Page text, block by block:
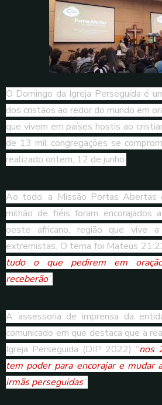
O Domingo da Igreja Perseguida é
dos cristãos ao redor do mundo em
que vivem em países hostis ao
de 13 mil congregações se
realizado ontem, 12 de junho.
Ao todo, a Missão Portas Abertas
milhão de fiéis foram encorajados
oeste africano, região que vive
extremistas. O tema foi Mateus
tudo o que pedirem em
receberão”.
A assessoria de imprensa da
comunicado em que destaca que a
Igreja Perseguida (DIP 2022) “nos
tem poder para encorajar e mudar
irmãs perseguidas”.